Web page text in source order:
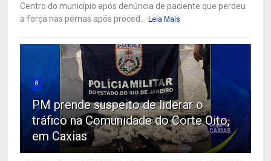
Centro do município após denúncia de paciente que perdeu
a força nas pernas após proced...
Leia Mais
8
PM prende suspeito de liderar o
tráfico na Comunidade do Corte Oito,
em Caxias